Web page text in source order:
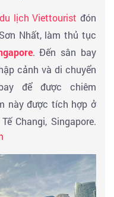
lịch Viettourist đón
Nhất, làm thủ tục
. Đến sân bay
cảnh và di chuyển
để được chiêm
này được tích hợp ở
Changi, Singapore.
triệu lượt check in
Công viên Canopy
món ăn tại khu ẩm